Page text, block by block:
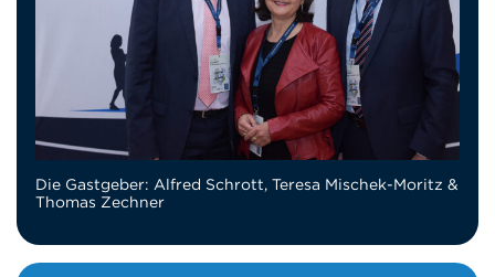
Die Gastgeber: Alfred Schrott, Teresa Mischek-Moritz &
Thomas Zechner